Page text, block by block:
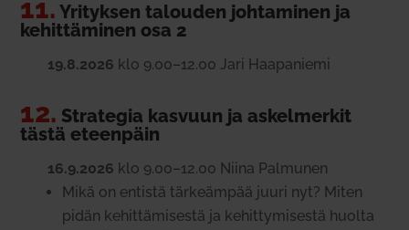
11. Yri­tyksen talouden joh­ta­minen ja
kehit­tä­minen osa 2
19.8.2026 klo 9.00–12.00 Jari Haa­pa­niemi
12. Stra­tegia kasvuun ja askel­merkit
tästä eteenpäin
16.9.2026 klo 9.00–12.00 Niina Pal­munen
Mikä on entistä tär­keämpää juuri nyt? Miten
pidän kehit­tä­mi­sestä ja kehit­ty­mi­sestä huolta